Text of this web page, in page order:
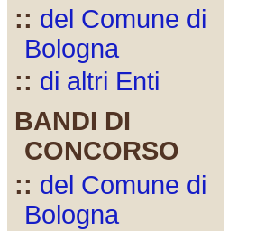
:: del Comune di
Bologna
:: di altri Enti
BANDI DI
CONCORSO
:: del Comune di
Bologna